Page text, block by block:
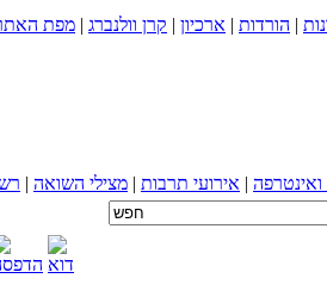
| הורדות | ארכיון | קרן וולנברג | מפת
ואינטרפה | אירועי תרבות | מצילי השואה |